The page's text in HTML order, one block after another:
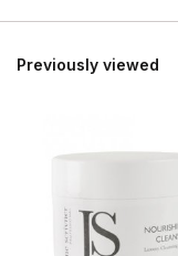
Previously viewed